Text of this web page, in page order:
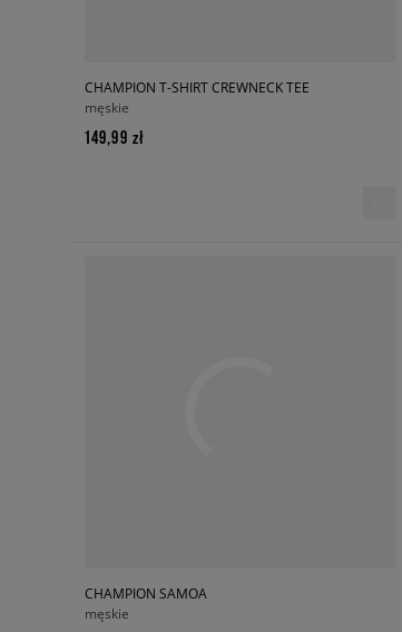
CHAMPION T-SHIRT CREWNECK TEE
męskie
149,99 zł
CHAMPION SAMOA
męskie